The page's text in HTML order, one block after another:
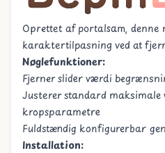
Oprettet afportalsam, denne
karaktertilpasning ved at
Nøglefunktioner:
Fjerner slider værdi
Justerer standard
kropsparametre
Fuldstændig konfigurerbar
Installation: